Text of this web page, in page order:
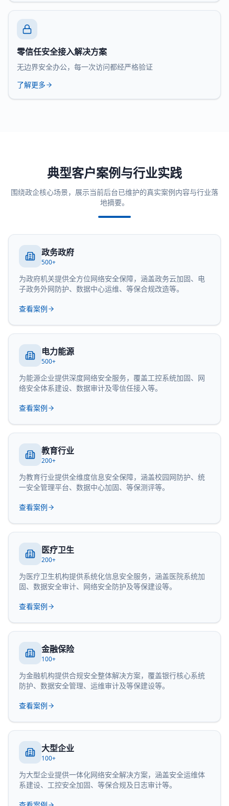
零信任安全接入解决方案
无边界安全办公，每一次访问都经严格验证
了解更多
典型客户案例与行业实践
围绕政企核心场景，展示当前后台已维护的真实案例内容与行业落
地摘要。
政务政府
500+
为政府机关提供全方位网络安全保障，涵盖政务云加固、电
子政务外网防护、数据中心运维、等保合规改造等。
查看案例
电力能源
500+
为能源企业提供深度网络安全服务，覆盖工控系统加固、网
络安全体系建设、数据审计及零信任接入等。
查看案例
教育行业
200+
为教育行业提供全维度信息安全保障，涵盖校园网防护、统
一安全管理平台、数据中心加固、等保测评等。
查看案例
医疗卫生
200+
为医疗卫生机构提供系统化信息安全服务，涵盖医院系统加
固、数据安全审计、网络安全防护及等保建设等。
查看案例
金融保险
100+
为金融机构提供合规安全整体解决方案，覆盖银行核心系统
防护、数据安全管理、运维审计及等保建设等。
查看案例
大型企业
100+
为大型企业提供一体化网络安全解决方案，涵盖安全运维体
系建设、工控安全加固、等保合规及日志审计等。